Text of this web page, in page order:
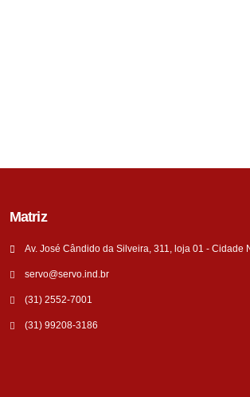
Matriz
Av. José Cândido da Silveira, 311, loja 01 - Cidade
servo@servo.ind.br
(31) 2552-7001
(31) 99208-3186